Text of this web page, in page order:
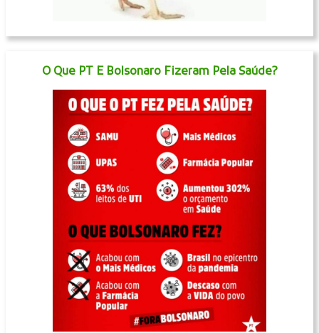
O Que PT E Bolsonaro Fizeram Pela Saúde?